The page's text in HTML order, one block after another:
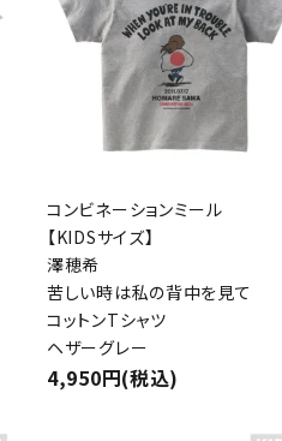
コンビネーションミール
【KIDSサイズ】
澤穂希
苦しい時は私の背中を見て
コットンTシャツ
ヘザーグレー
4,950円(税込)